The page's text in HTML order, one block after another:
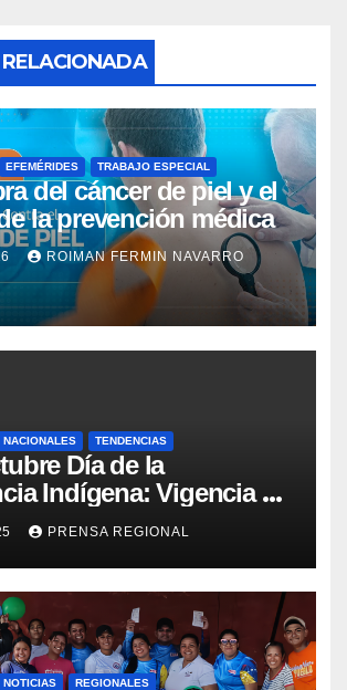
EFEMÉRIDES TRABAJO ESPECIAL
del cáncer de piel y el
la prevención médica
ROIMAN FERMIN NAVARRO
NACIONALES TENDENCIAS
Día de la
Indígena: Vigencia de
la salud pluricultural
PRENSA REGIONAL
NOTICIAS REGIONALES